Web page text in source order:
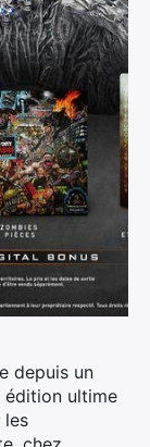
depuis un
édition ultime
les